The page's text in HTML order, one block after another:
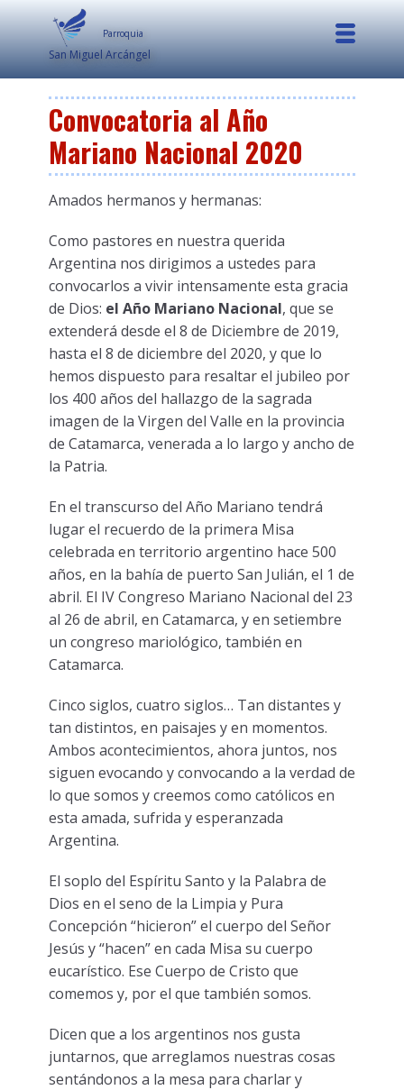
Parroquia
San Miguel Arcángel
Convocatoria al Año
Mariano Nacional 2020
Amados hermanos y hermanas:
Como pastores en nuestra querida
Argentina nos dirigimos a ustedes para
convocarlos a vivir intensamente esta gracia
de Dios: el Año Mariano Nacional, que se
extenderá desde el 8 de Diciembre de 2019,
hasta el 8 de diciembre del 2020, y que lo
hemos dispuesto para resaltar el jubileo por
los 400 años del hallazgo de la sagrada
imagen de la Virgen del Valle en la provincia
de Catamarca, venerada a lo largo y ancho de
la Patria.
En el transcurso del Año Mariano tendrá
lugar el recuerdo de la primera Misa
celebrada en territorio argentino hace 500
años, en la bahía de puerto San Julián, el 1 de
abril. El IV Congreso Mariano Nacional del 23
al 26 de abril, en Catamarca, y en setiembre
un congreso mariológico, también en
Catamarca.
Cinco siglos, cuatro siglos… Tan distantes y
tan distintos, en paisajes y en momentos.
Ambos acontecimientos, ahora juntos, nos
siguen evocando y convocando a la verdad de
lo que somos y creemos como católicos en
esta amada, sufrida y esperanzada
Argentina.
El soplo del Espíritu Santo y la Palabra de
Dios en el seno de la Limpia y Pura
Concepción “hicieron” el cuerpo del Señor
Jesús y “hacen” en cada Misa su cuerpo
eucarístico. Ese Cuerpo de Cristo que
comemos y, por el que también somos.
Dicen que a los argentinos nos gusta
juntarnos, que arreglamos nuestras cosas
sentándonos a la mesa para charlar y